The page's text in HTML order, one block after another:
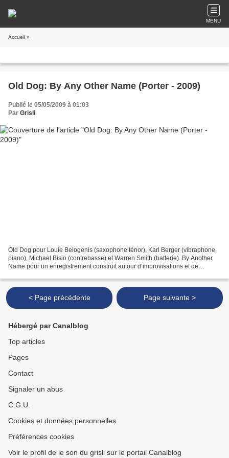
MENU
Accueil »
Old Dog: By Any Other Name (Porter - 2009)
Publié le 05/05/2009 à 01:03
Par Grisli
Old Dog pour Louie Belogenis (saxophone ténor), Karl Berger (vibraphone,
piano), Michael Bisio (contrebasse) et Warren Smith (batterie). By Another
Name pour un enregistrement construit autour d’improvisations et de
< Page précédente Page suivante >
Hébergé par Canalblog
Top articles
Pages
Contact
Signaler un abus
C.G.U.
Cookies et données personnelles
Préférences cookies
Voir le profil de le son du grisli sur le portail Canalblog